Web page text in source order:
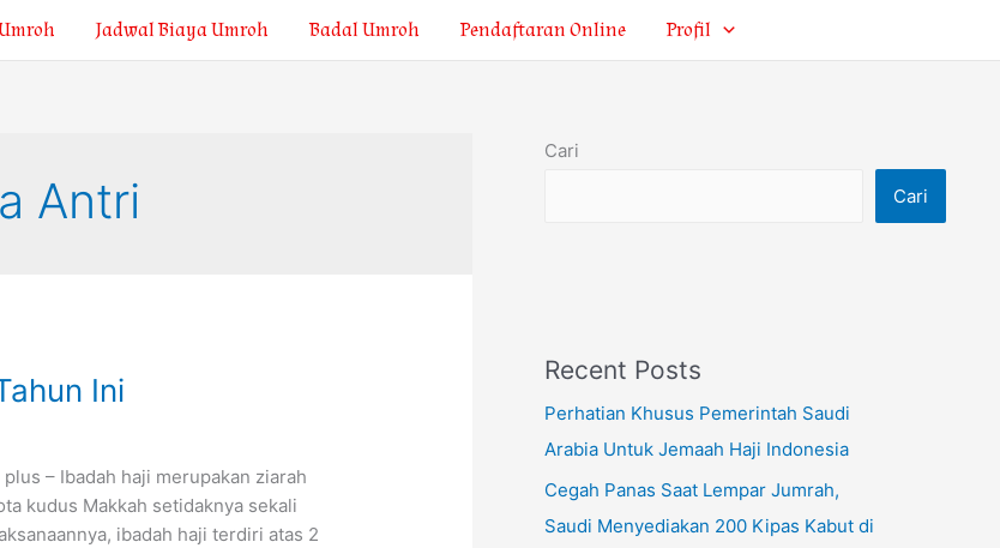
Jadwal Biaya Umroh Badal Umroh Pendaftaran Online Profil
Antri
Ini
– Ibadah haji merupakan ziarah
kudus Makkah setidaknya sekali
ibadah haji terdiri atas 2
Cari
Cari
Recent Posts
Perhatian Khusus Pemerintah Saudi
Arabia Untuk Jemaah Haji Indonesia
Cegah Panas Saat Lempar Jumrah,
Saudi Menyediakan 200 Kipas Kabut di